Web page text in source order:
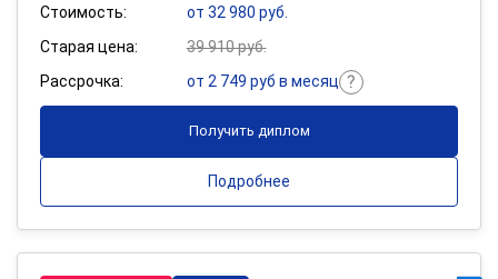
Стоимость:
от 32 980 руб.
Старая цена:
39 910 руб.
Рассрочка:
от 2 749 руб в месяц
Получить диплом
Подробнее